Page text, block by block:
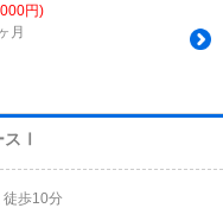
円)
月
スⅠ
徒歩10分